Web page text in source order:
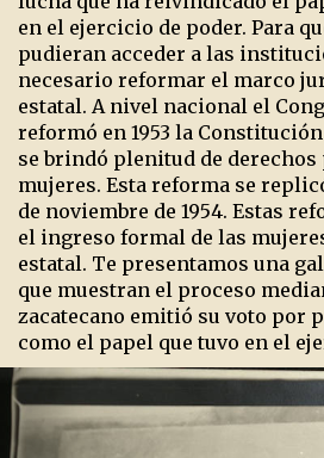
en el ejercicio de poder. Para
pudieran acceder a las
necesario reformar el marco
estatal. A nivel nacional el
reformó en 1953 la
se brindó plenitud de
mujeres. Esta reforma se
de noviembre de 1954. Estas
el ingreso formal de las
estatal. Te presentamos una
que muestran el proceso
zacatecano emitió su voto por
como el papel que tuvo en el
Previous